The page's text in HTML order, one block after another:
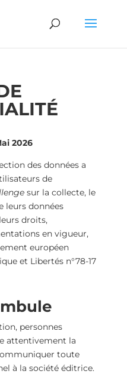
2026
des données a
de
sur la collecte, le
leurs données
droits,
en vigueur,
européen
et Libertés n°78-17
personnes
attentivement la
toute
à la société éditrice.